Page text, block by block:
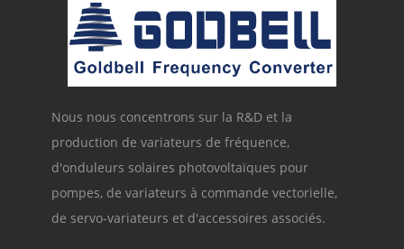
Nous nous concentrons sur la R&D et la
production de variateurs de fréquence,
d'onduleurs solaires photovoltaïques pour
pompes, de variateurs à commande vectorielle,
de servo-variateurs et d'accessoires associés.